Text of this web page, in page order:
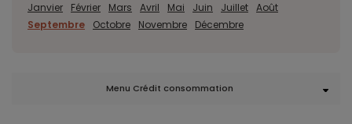
Janvier Février Mars Avril Mai Juin Juillet Août
Septembre
Octobre Novembre Décembre
Menu Crédit consommation